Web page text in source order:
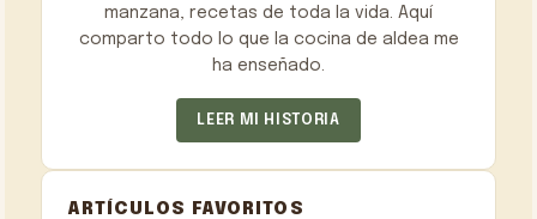
manzana, recetas de toda la vida. Aquí
comparto todo lo que la cocina de aldea me
ha enseñado.
LEER MI HISTORIA
ARTÍCULOS FAVORITOS